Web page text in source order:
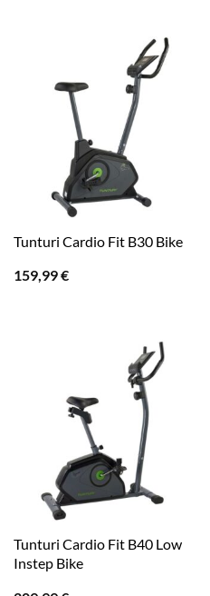
Tunturi Cardio Fit B30 Bike
159,99€
Tunturi Cardio Fit B40 Low
Instep Bike